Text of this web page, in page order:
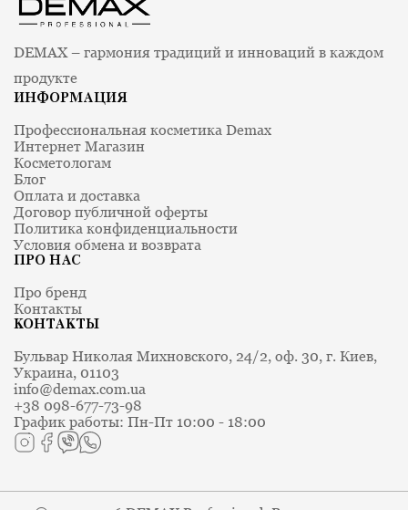
города), оплата картой онлайн или
наложенным платежом, получение в
отделении, почтомате, курьером или
самовывозом. Подобрать уход поможет
бесплатнаяконсультация косметолога
Demax
Отёки и мешки — это
разное
Разграничение определяет, поможет ли
уход или нужны процедуры. Сведём в
таблицу.
Тип
Утренние
отёки
Застой
жидкости,
лимфооттока
Уход,
Потеря
частично;
DEMAX – гармония традиций и инноваций в каждом
продукте
ИНФОРМАЦИЯ
Профессиональная косметика Demax
Интернет Магазин
Косметологам
Блог
Оплата и доставка
Договор публичной оферты
Политика конфиденциальности
Условия обмена и возврата
ПРО НАС
Про бренд
Контакты
КОНТАКТЫ
Бульвар Николая Михновского, 24/2, оф. 30, г. Киев,
Украина, 01103
info@demax.com.ua
+38 098-677-73-98
График работы: Пн-Пт 10:00 - 18:00